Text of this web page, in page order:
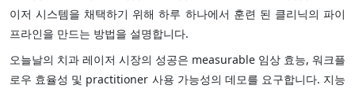
이저 시스템을 채택하기 위해 하루 하나에서 훈련 된 클리닉의 파이
프라인을 만드는 방법을 설명합니다.
오늘날의 치과 레이저 시장의 성공은 measurable 임상 효능, 워크플
로우 효율성 및 practitioner 사용 가능성의 데모를 요구합니다. 지능